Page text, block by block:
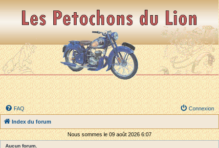
FAQ Connexion
Index du forum
Nous sommes le 09 août 2026 6:07
Aucun forum.